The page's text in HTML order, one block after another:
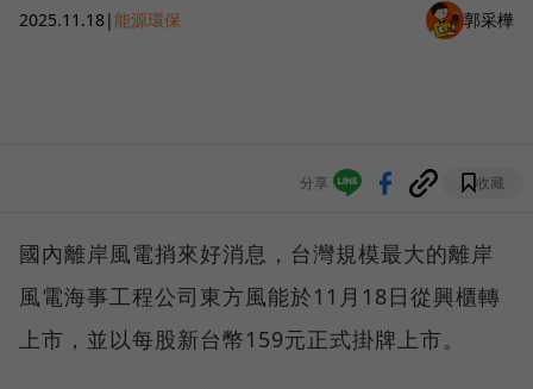
2025.11.18|能源環保 郭采樺
分享 收藏
國內離岸風電捎來好消息，台灣規模最大的離岸
風電海事工程公司東方風能於11月18日從興櫃轉
上市，並以每股新台幣159元正式掛牌上市。